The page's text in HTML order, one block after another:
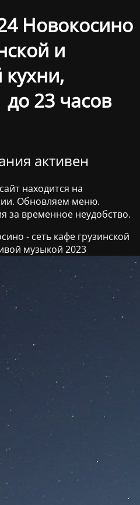
Новокосино
и
до 23 часов
активен
находится на
Обновляем меню.
за временное неудобство.
- сеть кафе грузинской
музыкой 2023